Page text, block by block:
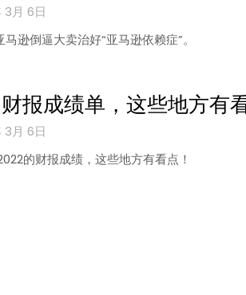
月 6日
逊倒逼大卖治好“亚马逊依赖症”。
报成绩单，这些地方有
月 6日
的财报成绩，这些地方有看点！